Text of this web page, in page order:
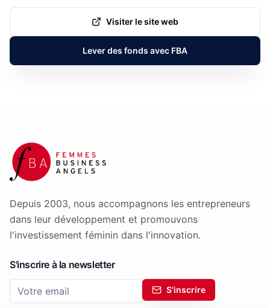
Visiter le site web
Lever des fonds avec FBA
Depuis 2003, nous accompagnons les entrepreneurs
dans leur développement et promouvons
l'investissement féminin dans l'innovation.
S'inscrire à la newsletter
S'inscrire